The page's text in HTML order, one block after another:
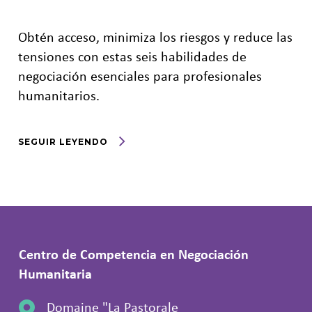
Obtén acceso, minimiza los riesgos y reduce las
tensiones con estas seis habilidades de
negociación esenciales para profesionales
humanitarios.
SEGUIR LEYENDO
Centro de Competencia en Negociación
Humanitaria
Domaine "La Pastorale